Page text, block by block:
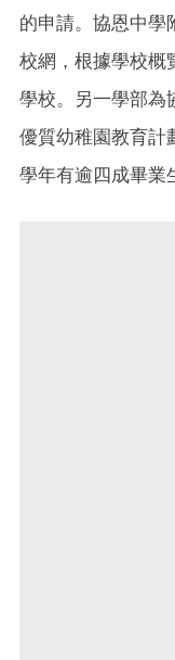
的申請。協恩中學
校網，根據學校概
學校。另一學部為
優質幼稚園教育計
學年有逾四成畢業